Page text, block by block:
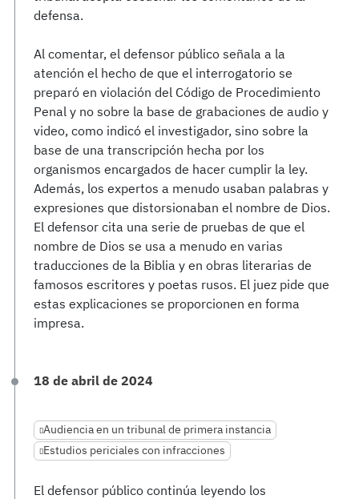
defensa.
Al comentar, el defensor público señala a la
atención el hecho de que el interrogatorio se
preparó en violación del Código de Procedimiento
Penal y no sobre la base de grabaciones de audio y
video, como indicó el investigador, sino sobre la
base de una transcripción hecha por los
organismos encargados de hacer cumplir la ley.
Además, los expertos a menudo usaban palabras y
expresiones que distorsionaban el nombre de Dios.
El defensor cita una serie de pruebas de que el
nombre de Dios se usa a menudo en varias
traducciones de la Biblia y en obras literarias de
famosos escritores y poetas rusos. El juez pide que
estas explicaciones se proporcionen en forma
impresa.
18 de abril de 2024
Audiencia en un tribunal de primera instancia
Estudios periciales con infracciones
El defensor público continúa leyendo los